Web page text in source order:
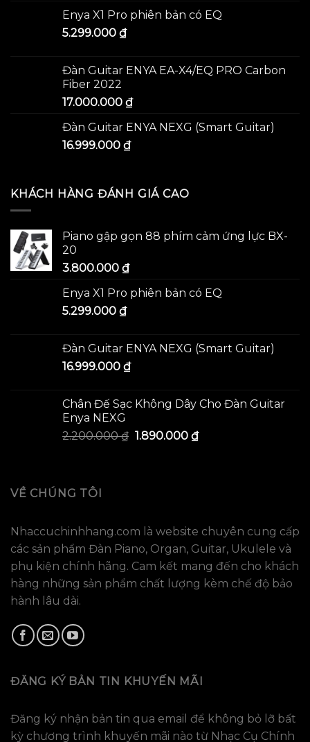
Enya X1 Pro phiên bản có EQ
5.299.000 ₫
Đàn Guitar ENYA EA-X4/EQ PRO Carbon
Fiber 2022
17.000.000 ₫
Đàn Guitar ENYA NEXG (Smart Guitar)
16.999.000 ₫
KHÁCH HÀNG ĐÁNH GIÁ CAO
Piano gập gọn 88 phím cảm ứng lực BX-
20
3.800.000 ₫
Enya X1 Pro phiên bản có EQ
5.299.000 ₫
Đàn Guitar ENYA NEXG (Smart Guitar)
16.999.000 ₫
Chân Đế Sạc Không Dây Cho Đàn Guitar
Enya NEXG
2.200.000₫ 1.890.000 ₫
VỀ CHÚNG TÔI
Nhaccuchinhhang.com là website chuyên cung cấp
các sản phẩm Đàn Piano, Organ, Guitar, Ukulele và
phụ kiện chính hãng. Cam kết mang đến cho khách
hàng những sản phẩm chất lượng kèm chế độ bảo
hành lâu dài.
ĐĂNG KÝ BẢN TIN KHUYẾN MÃI
Đăng ký nhận bản tin qua email để không bỏ lỡ bất
kỳ chương trình khuyến mãi nào từ Nhạc Cụ Chính